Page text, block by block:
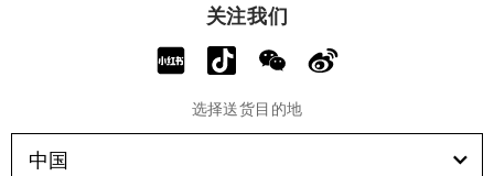
关注我们
选择送货目的地
中国